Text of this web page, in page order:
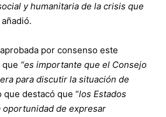
y humanitaria de la crisis que
añadió.
por consenso este
“es importante que el Consejo
para discutir la situación de
que destacó que “los Estados
de expresar